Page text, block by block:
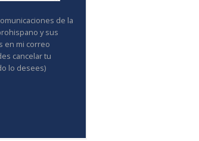
de la
y sus
en mi correo
cancelar tu
lo desees)